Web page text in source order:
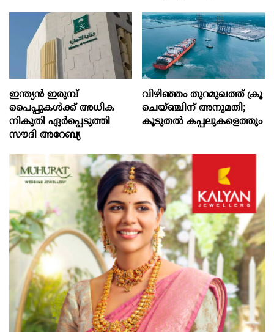
ഇന്ത്യൻ ഇരുമ്പ്
പൈപ്പുകൾക്ക് അധിക
നികുതി ഏർപ്പെടുത്തി
സൗദി അറേബ്യ
വിഴിഞ്ഞം തുറമുഖത്ത് ക്രൂ
ചെയ്ഞ്ചിന് അനുമതി;
കൂടുതൽ കപ്പലുകളെത്തും